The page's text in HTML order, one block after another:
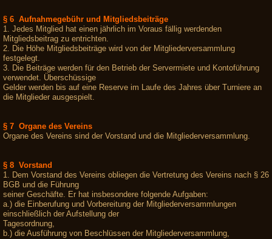
§ 6 Aufnahmegebühr und Mitgliedsbeiträge
1. Jedes Mitglied hat einen jährlich im Voraus fällig werdenden
Mitgliedsbeitrag zu entrichten.
2. Die Höhe Mitgliedsbeiträge wird von der Mitgliederversammlung
festgelegt.
3. Die Beiträge werden für den Betrieb der Servermiete und Kontoführung
verwendet. Überschüssige
Gelder werden bis auf eine Reserve im Laufe des Jahres über Turniere an
die Mitglieder ausgespielt.
§ 7 Organe des Vereins
Organe des Vereins sind der Vorstand und die Mitgliederversammlung.
§ 8 Vorstand
1. Dem Vorstand des Vereins obliegen die Vertretung des Vereins nach § 26
BGB und die Führung
seiner Geschäfte. Er hat insbesondere folgende Aufgaben:
a.) die Einberufung und Vorbereitung der Mitgliederversammlungen
einschließlich der Aufstellung der
Tagesordnung,
b.) die Ausführung von Beschlüssen der Mitgliederversammlung,